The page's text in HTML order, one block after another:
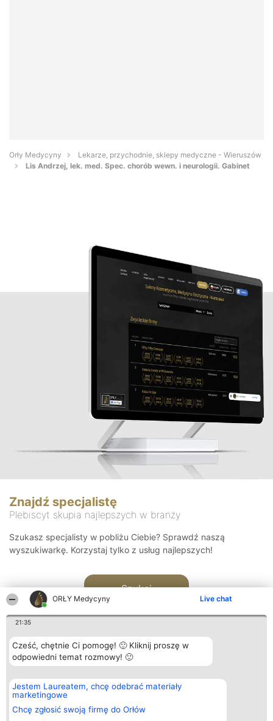
ORŁY Medycyny Live chat
21:35
Cześć, chętnie Ci pomogę! 🙂 Kliknij proszę w
odpowiedni temat rozmowy! 🙂
Jestem Laureatem, chcę odebrać materiały
marketingowe
Chcę zgłosić swoją firmę do Orłów
Orły Medycyny
Lekarze, przychodnie, sklepy medyczne - Wieruszów
Lis Andrzej, lek. med. Spec. chorób wewn. i neurologii. Gabinet
Znajdź specjalistę
Plebiscyt skupia najlepszych w branży
Szukasz specjalisty w pobliżu Ciebie? Sprawdź naszą
wyszukiwarkę. Korzystaj tylko z usług najlepszych!
Szukaj
Organizator plebiscytu
Bright Side Solutions sp. z o.
o. sp. k.
ul. Ruska 22
Wrocław 50-079
Plebiscyt
Laureaci
wszystkich
Laureatów
Kontakt
Kontakt